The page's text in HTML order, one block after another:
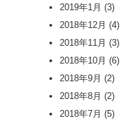
2019年1月 (3)
2018年12月 (4)
2018年11月 (3)
2018年10月 (6)
2018年9月 (2)
2018年8月 (2)
2018年7月 (5)